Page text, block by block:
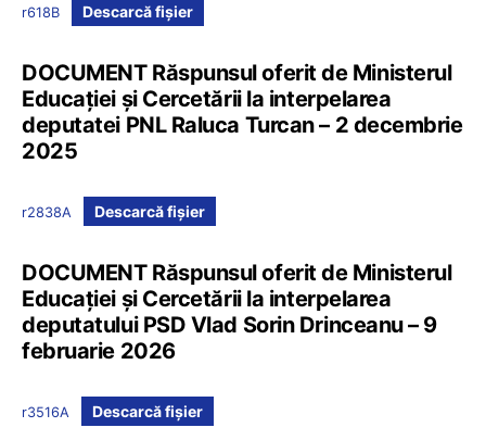
r618B Descarcă fișier
DOCUMENT Răspunsul oferit de Ministerul
Educației și Cercetării la interpelarea
deputatei PNL Raluca Turcan – 2 decembrie
2025
r2838A Descarcă fișier
DOCUMENT Răspunsul oferit de Ministerul
Educației și Cercetării la interpelarea
deputatului PSD Vlad Sorin Drinceanu – 9
februarie 2026
r3516A Descarcă fișier